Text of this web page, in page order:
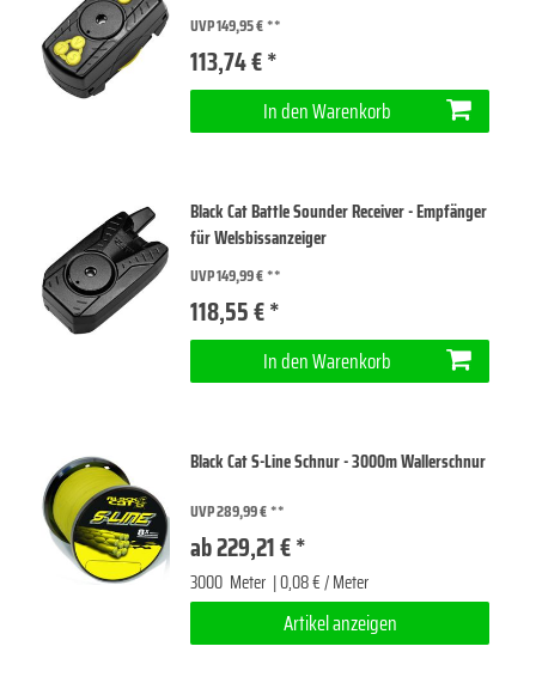
UVP 149,95 €
113,74 € *
In den Warenkorb
Black Cat Battle Sounder Receiver - Empfänger
für Welsbissanzeiger
UVP 149,99 €
118,55 € *
In den Warenkorb
Black Cat S-Line Schnur - 3000m Wallerschnur
UVP 289,99 €
ab 229,21 € *
3000 Meter | 0,08 € / Meter
Artikel anzeigen